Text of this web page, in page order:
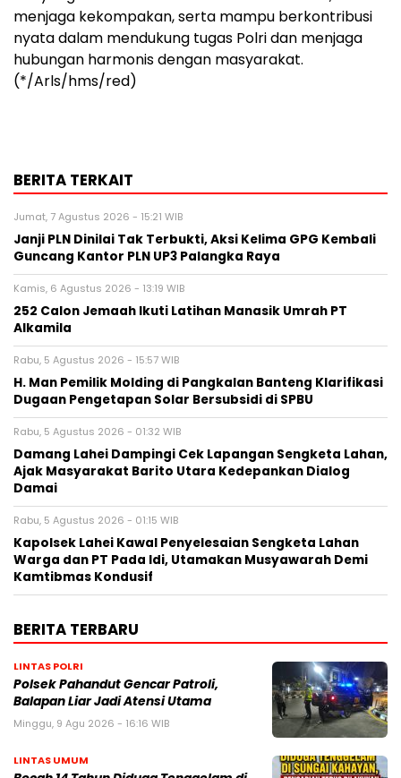
menjaga kekompakan, serta mampu berkontribusi
nyata dalam mendukung tugas Polri dan menjaga
hubungan harmonis dengan masyarakat.
(*/Arls/hms/red)
BERITA TERKAIT
Jumat, 7 Agustus 2026 - 15:21 WIB
Janji PLN Dinilai Tak Terbukti, Aksi Kelima GPG Kembali
Guncang Kantor PLN UP3 Palangka Raya
Kamis, 6 Agustus 2026 - 13:19 WIB
252 Calon Jemaah Ikuti Latihan Manasik Umrah PT
Alkamila
Rabu, 5 Agustus 2026 - 15:57 WIB
H. Man Pemilik Molding di Pangkalan Banteng Klarifikasi
Dugaan Pengetapan Solar Bersubsidi di SPBU
Rabu, 5 Agustus 2026 - 01:32 WIB
Damang Lahei Dampingi Cek Lapangan Sengketa Lahan,
Ajak Masyarakat Barito Utara Kedepankan Dialog
Damai
Rabu, 5 Agustus 2026 - 01:15 WIB
Kapolsek Lahei Kawal Penyelesaian Sengketa Lahan
Warga dan PT Pada Idi, Utamakan Musyawarah Demi
Kamtibmas Kondusif
BERITA TERBARU
LINTAS POLRI
Polsek Pahandut Gencar Patroli,
Balapan Liar Jadi Atensi Utama
Minggu, 9 Agu 2026 - 16:16 WIB
LINTAS UMUM